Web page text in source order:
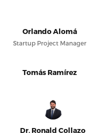
Orlando Alomá
Startup Project Manager
Tomás Ramírez
Dr. Ronald Collazo